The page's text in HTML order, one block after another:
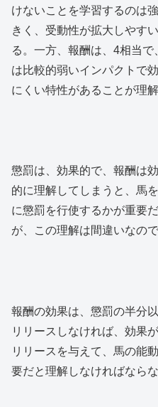
けないことを学習するのは
きく、受動性が拡大しやす
る。一方、報酬は、4相当
は比較的弱いインパクトで
にくい特性があることが理解
懲罰は、効果的で、報酬は
的に理解してしまうと、馬
に懲罰を行使するかが重要
が、この理解は間違いなので
報酬の効果は、懲罰の半分
リリースしなければ、効果
リリースを与えて、馬の能
要だと理解しなければならな